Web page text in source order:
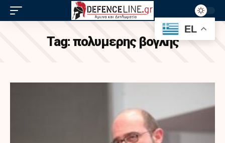
Tag:πολυμερης βογλης
EL